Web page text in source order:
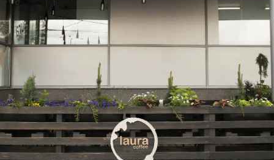
praktické zboží, které bude každý vždy
potřebovat. Kromě ponožek ale můžete nakoupit
i pyžama, spodní prádlo, punčochy, čepičky […]